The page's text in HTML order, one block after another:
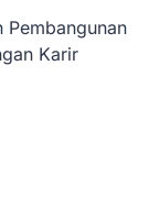
Pembangunan
Karir